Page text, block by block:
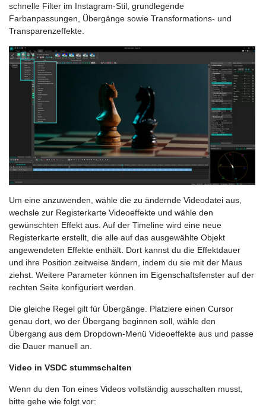
schnelle Filter im Instagram-Stil, grundlegende
Farbanpassungen, Übergänge sowie Transformations- und
Transparenzeffekte.
Um eine anzuwenden, wähle die zu ändernde Videodatei aus,
wechsle zur Registerkarte Videoeffekte und wähle den
gewünschten Effekt aus. Auf der Timeline wird eine neue
Registerkarte erstellt, die alle auf das ausgewählte Objekt
angewendeten Effekte enthält. Dort kannst du die Effektdauer
und ihre Position zeitweise ändern, indem du sie mit der Maus
ziehst. Weitere Parameter können im Eigenschaftsfenster auf der
rechten Seite konfiguriert werden.
Die gleiche Regel gilt für Übergänge. Platziere einen Cursor
genau dort, wo der Übergang beginnen soll, wähle den
Übergang aus dem Dropdown-Menü Videoeffekte aus und passe
die Dauer manuell an.
Video in VSDC stummschalten
Wenn du den Ton eines Videos vollständig ausschalten musst,
bitte gehe wie folgt vor: